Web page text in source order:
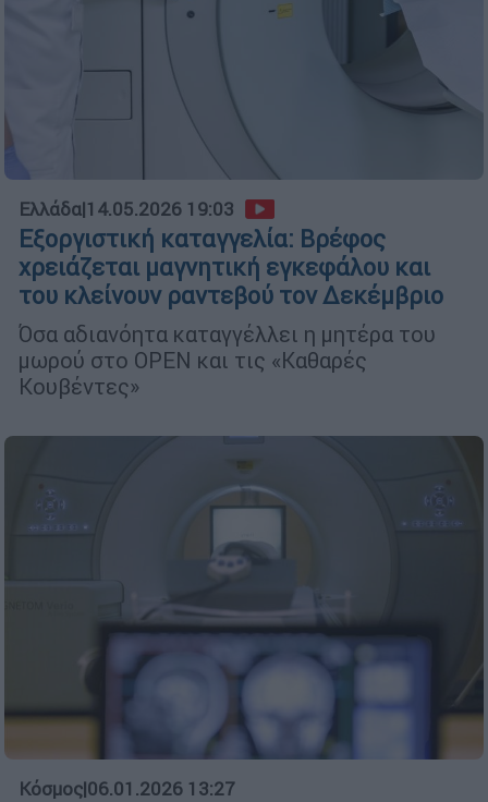
Ελλάδα|14.05.2026 19:03
Εξοργιστική καταγγελία: Βρέφος
χρειάζεται μαγνητική εγκεφάλου και
του κλείνουν ραντεβού τον Δεκέμβριο
Όσα αδιανόητα καταγγέλλει η μητέρα του
μωρού στο OPEN και τις «Καθαρές
Κουβέντες»
Κόσμος|06.01.2026 13:27